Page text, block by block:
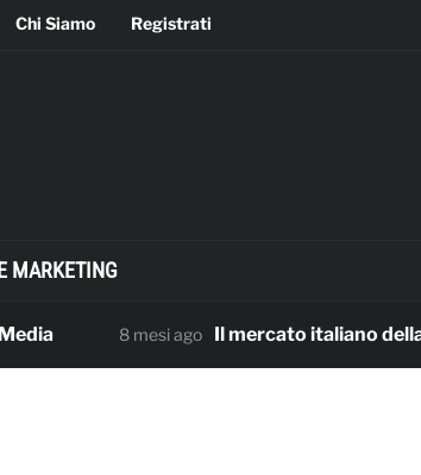
Chi Siamo Registrati
MARKETING
8 mesi ago Il mercato italiano della